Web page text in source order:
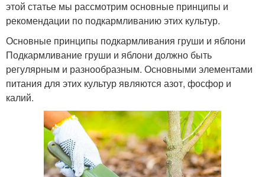
этой статье мы рассмотрим основные принципы и
рекомендации по подкармливанию этих культур.
Основные принципы подкармливания груши и яблони
Подкармливание груши и яблони должно быть
регулярным и разнообразным. Основными элементами
питания для этих культур являются азот, фосфор и
калий.